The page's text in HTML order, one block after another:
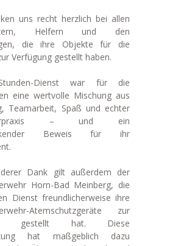
uns recht herzlich bei allen
Helfern und den
die ihre Objekte für die
Verfügung gestellt haben.
Dienst war für die
eine wertvolle Mischung aus
Teamarbeit, Spaß und echter
– und ein
Beweis für ihr
Dank gilt außerdem der
Horn-Bad Meinberg, die
Dienst freundlicherweise ihre
Atemschutzgeräte zur
gestellt hat. Diese
hat maßgeblich dazu